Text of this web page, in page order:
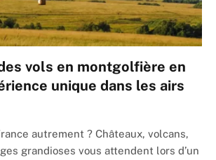
vols en montgolfière en
unique dans les airs
autrement ? Châteaux, volcans,
grandioses vous attendent lors d’un